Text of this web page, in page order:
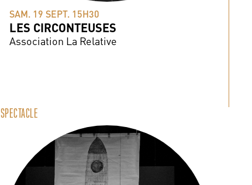
SAM. 19 SEPT. 15H30
LES CIRCONTEUSES
Association La Relative
SPECTACLE